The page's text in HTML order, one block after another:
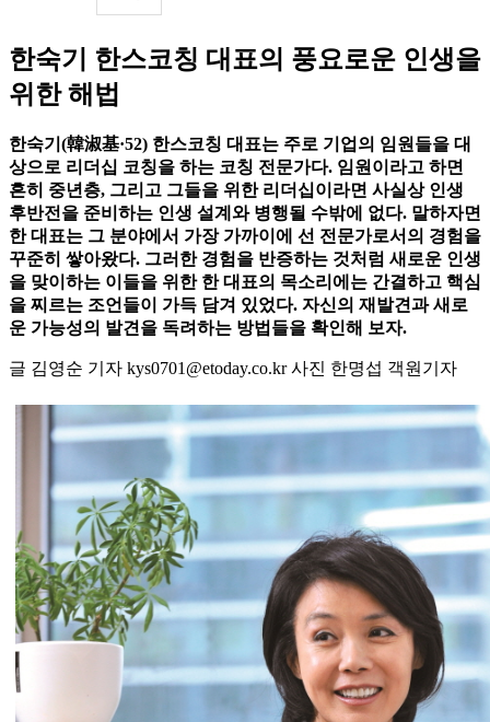
한숙기 한스코칭 대표의 풍요로운 인생을
위한 해법
한숙기(韓淑基·52) 한스코칭 대표는 주로 기업의 임원들을 대
상으로 리더십 코칭을 하는 코칭 전문가다. 임원이라고 하면
흔히 중년층, 그리고 그들을 위한 리더십이라면 사실상 인생
후반전을 준비하는 인생 설계와 병행될 수밖에 없다. 말하자면
한 대표는 그 분야에서 가장 가까이에 선 전문가로서의 경험을
꾸준히 쌓아왔다. 그러한 경험을 반증하는 것처럼 새로운 인생
을 맞이하는 이들을 위한 한 대표의 목소리에는 간결하고 핵심
을 찌르는 조언들이 가득 담겨 있었다. 자신의 재발견과 새로
운 가능성의 발견을 독려하는 방법들을 확인해 보자.
글 김영순 기자 kys0701@etoday.co.kr 사진 한명섭 객원기자